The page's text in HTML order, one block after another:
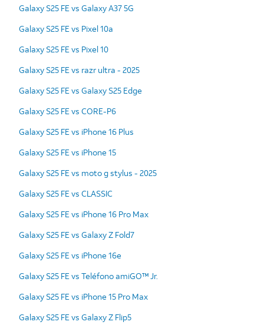
Galaxy S25 FE vs Galaxy A37 5G
Galaxy S25 FE vs Pixel 10a
Galaxy S25 FE vs Pixel 10
Galaxy S25 FE vs razr ultra - 2025
Galaxy S25 FE vs Galaxy S25 Edge
Galaxy S25 FE vs CORE-P6
Galaxy S25 FE vs iPhone 16 Plus
Galaxy S25 FE vs iPhone 15
Galaxy S25 FE vs moto g stylus - 2025
Galaxy S25 FE vs CLASSIC
Galaxy S25 FE vs iPhone 16 Pro Max
Galaxy S25 FE vs Galaxy Z Fold7
Galaxy S25 FE vs iPhone 16e
Galaxy S25 FE vs Teléfono amiGO™ Jr.
Galaxy S25 FE vs iPhone 15 Pro Max
Galaxy S25 FE vs Galaxy Z Flip5